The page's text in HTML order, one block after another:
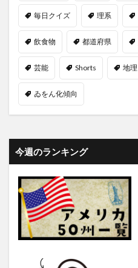
毎日クイズ 理系
飲食物 都道府県
芸能 Shorts 地理
ゐをん化傾向
今週のランキング